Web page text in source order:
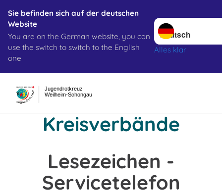
Sie befinden sich auf der deutschen
Website
You are on the German website, you can
use the switch to switch to the English
one
Sprache wechseln
Alles klar
Weilheim-Schongau
Jugendrotkreuz
Kreisverbände
Lesezeichen -
Servicetelefon